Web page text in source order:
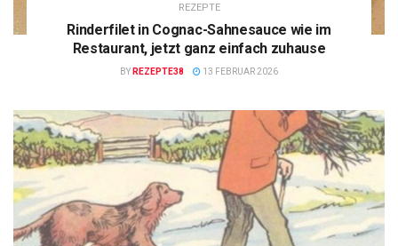
REZEPTE
Rinderfilet in Cognac-Sahnesauce wie im
Restaurant, jetzt ganz einfach zuhause
BY REZEPTE38 13 FEBRUAR 2026